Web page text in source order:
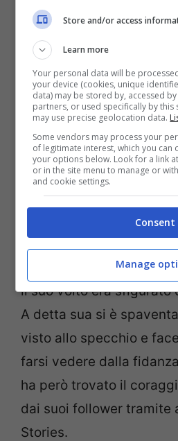
trapianto
aveva fatto
il suo volto era sfigurato
A detta sua si è
visto allo specchio e
farsi vedere dalla
ha però trovato il
dai suoi follower tramite
Stories.
Store and/or access
Learn more
Your personal data will be
your device (cookies, unique
data) may be stored by, accessed
partners, or used specifically by this
may use precise geolocation data.
Some vendors may process your
of legitimate interest, which you can
your options below. Look for a link
or in the site menu to manage or
and cookie settings.
Consent
Manage